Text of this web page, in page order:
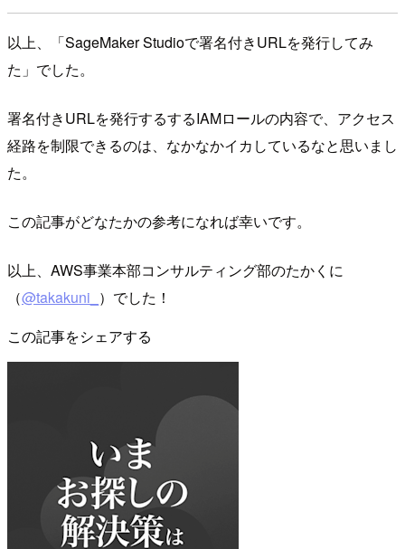
以上、「SageMaker Studioで署名付きURLを発行してみ
た」でした。
署名付きURLを発行するするIAMロールの内容で、アクセス
経路を制限できるのは、なかなかイカしているなと思いまし
た。
この記事がどなたかの参考になれば幸いです。
以上、AWS事業本部コンサルティング部のたかくに
（@takakuni_ ）でした！
この記事をシェアする